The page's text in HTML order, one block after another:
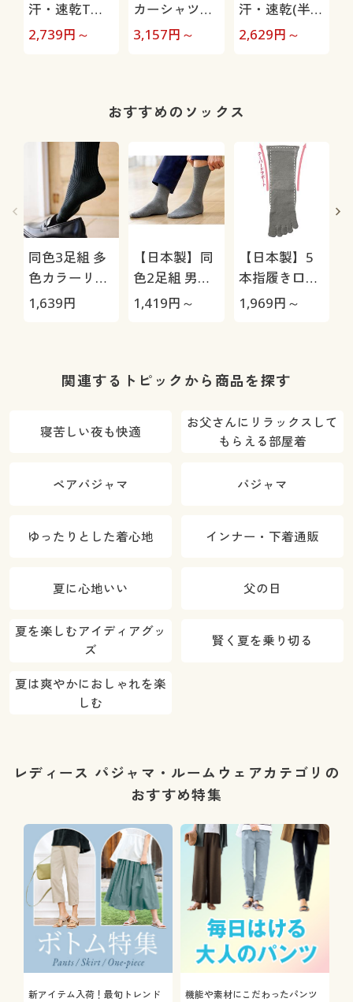
汗・速乾Tタ
イプパジャマ
2,739円～
カーシャツパ
ジャマ(男女兼
3,157円～
汗・速乾(半袖
&ハーフパン
2,629円～
おすすめのソックス
同色3足組 多
色カラーリブ
ソックス/男の
1,639円
【日本製】同
色2足組 男の
履き口ゆった
1,419円～
【日本製】5
本指履き口ゆ
ったりソック
1,969円～
関連するトピックから商品を探す
寝苦しい夜も快適
お父さんにリラックスして
もらえる部屋着
ペアパジャマ パジャマ
ゆったりとした着心地 インナー・下着通販
夏に心地いい 父の日
夏を楽しむアイディアグッ
ズ
賢く夏を乗り切る
夏は爽やかにおしゃれを楽
しむ
レディース パジャマ・ルームウェアカテゴリの
おすすめ特集
新アイテム入荷！最旬トレンド
機能や素材にこだわったパンツ